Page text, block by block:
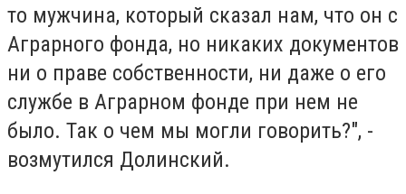
то мужчина, который сказал нам, что он с
Аграрного фонда, но никаких документов
ни о праве собственности, ни даже о его
службе в Аграрном фонде при нем не
было. Так о чем мы могли говорить?", -
возмутился Долинский.